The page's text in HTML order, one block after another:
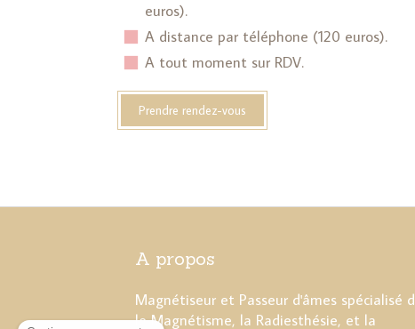
euros).
A distance par téléphone (120 euros).
A tout moment sur RDV.
Prendre rendez-vous
A propos
Magnétiseur et Passeur d'âmes spécialisé
le Magnétisme, la Radiesthésie, et la